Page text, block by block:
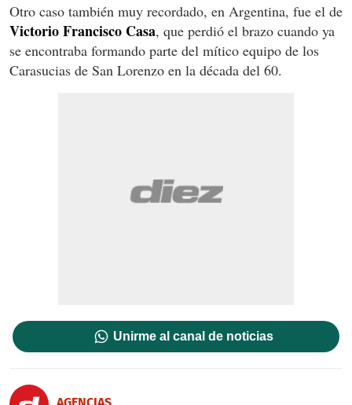
Otro caso también muy recordado, en Argentina, fue el de
Victorio Francisco Casa, que perdió el brazo cuando ya
se encontraba formando parte del mítico equipo de los
Carasucias de San Lorenzo en la década del 60.
Unirme al canal de noticias